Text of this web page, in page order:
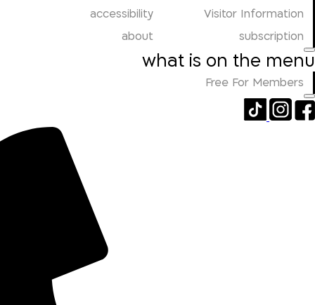
Visitor Information
accessibility
subscription
about
what is on the menu
Free For Members